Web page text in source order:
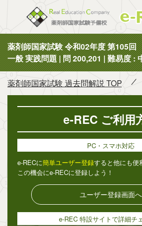
薬剤師国家試験 令和02年度 第105回
一般 実践問題 | 問 200,201 | 難易度 :
薬剤師国家試験 過去問解説 TOP
e-REC ご利用
PC・スマホ対応
e-RECに簡単ユーザー登録すると他にも便
この機会にe-RECに登録しよう！
ユーザー登録画面へ
e-REC 特設サイトで詳細チ